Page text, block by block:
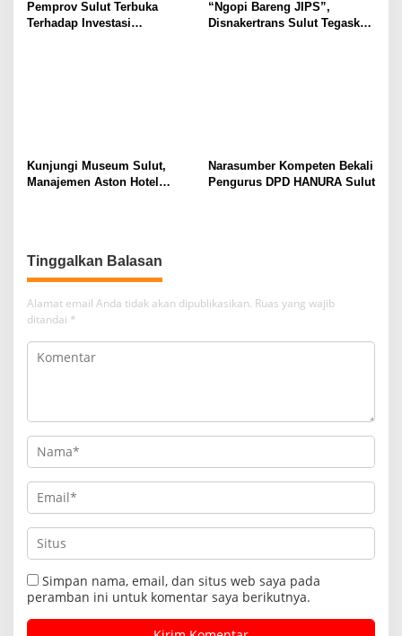
Pemprov Sulut Terbuka
Terhadap Investasi
“Ngopi Bareng JIPS”,
Disnakertrans Sulut Tegaskan
Kunjungi Museum Sulut,
Manajemen Aston Hotel
Narasumber Kompeten Bekali
Pengurus DPD HANURA Sulut
Tinggalkan Balasan
Alamat email Anda tidak akan dipublikasikan. Ruas yang wajib
ditandai *
Simpan nama, email, dan situs web saya pada
peramban ini untuk komentar saya berikutnya.